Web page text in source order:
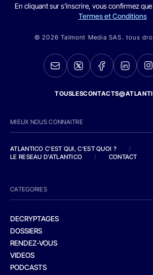
En cliquant sur s'inscrire, vous confirmez
Termes et Conditions
© 2026 Talmont Media SAS. tous
MIEUX NOUS CONNAITRE
ATLANTICO C'EST QUI, C'EST QUOI ?
/
LE RESEAU D'ATLANTICO
/ CONTACT
CATEGORIES
DECRYPTAGES
DOSSIERS
RENDEZ-VOUS
VIDEOS
PODCASTS